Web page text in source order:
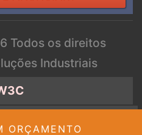
ORÇAMENTO
Todos os direitos
Industriais